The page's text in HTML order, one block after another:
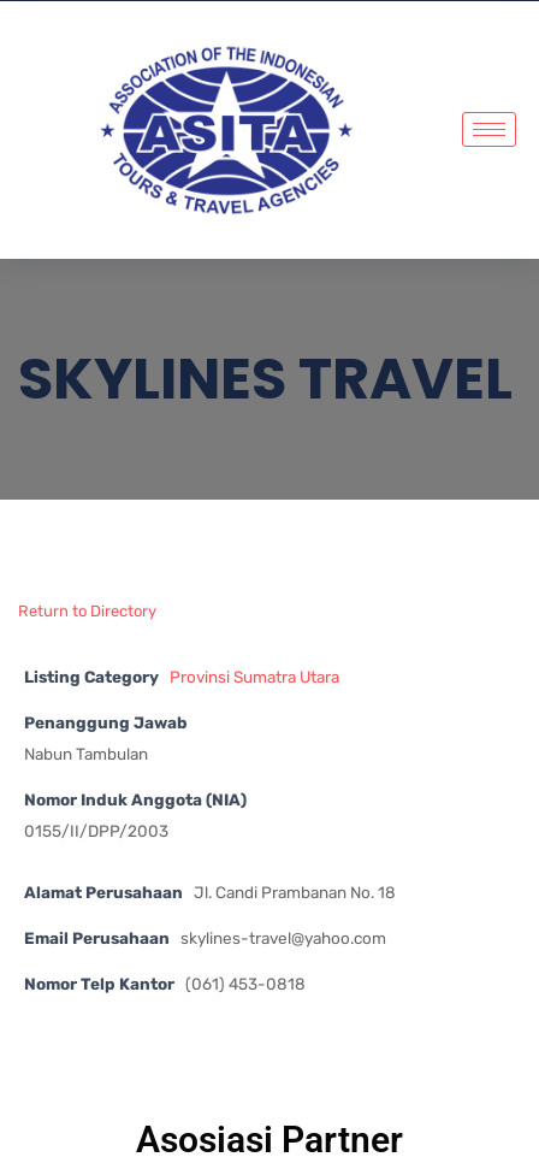
SKYLINES TRAVEL
Return to Directory
Listing Category Provinsi Sumatra Utara
Penanggung Jawab
Nabun Tambulan
Nomor Induk Anggota (NIA)
0155/II/DPP/2003
Alamat Perusahaan Jl. Candi Prambanan No. 18
Email Perusahaan skylines-travel@yahoo.com
Nomor Telp Kantor (061) 453-0818
Asosiasi Partner